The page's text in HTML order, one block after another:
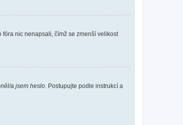
nic nenapsali, čímž se zmenší velikost
a jsem heslo . Postupujte podle instrukcí a